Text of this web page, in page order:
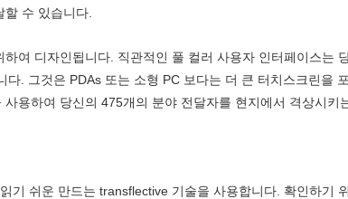
수 있습니다.
여 디자인됩니다. 직관적인 풀 컬러 사용자 인터페이스는
. 그것은 PDAs 또는 소형 PC 보다는 더 큰 터치스크린을
용하여 당신의 475개의 분야 전달자를 현지에서 격상시키
기 쉬운 만드는 transflective 기술을 사용합니다. 확인하기